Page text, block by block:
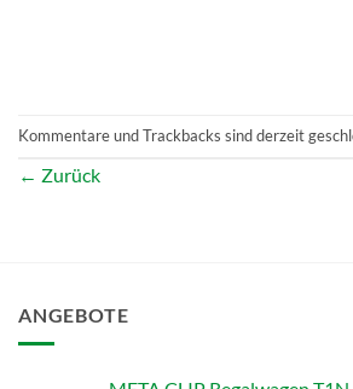
Kommentare und Trackbacks sind derzeit
← Zurück
ANGEBOTE